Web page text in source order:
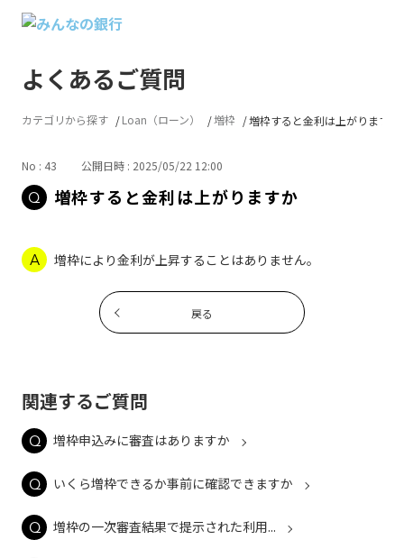
よくあるご質問
カテゴリから探す Loan（ローン） 増枠 増枠すると金利は上がりますか
No : 43 公開日時 : 2025/05/22 12:00
増枠すると金利は上がりますか
増枠により金利が上昇することはありません。
戻る
関連するご質問
増枠申込みに審査はありますか
いくら増枠できるか事前に確認できますか
増枠の一次審査結果で提示された利用...